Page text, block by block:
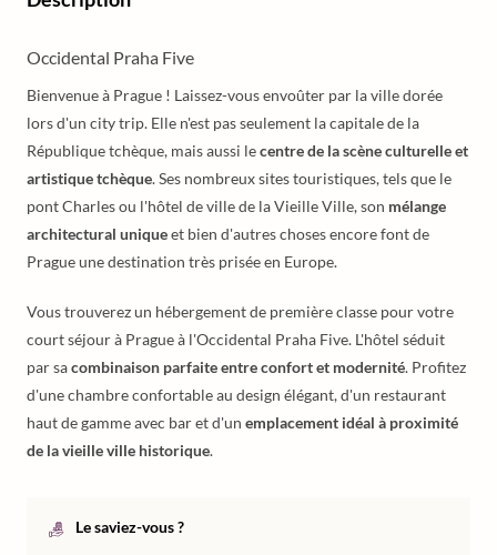
Occidental Praha Five
Bienvenue à Prague ! Laissez-vous envoûter par la ville dorée
lors d'un city trip. Elle n'est pas seulement la capitale de la
République tchèque, mais aussi lecentre de la scène culturelle et
artistique tchèque. Ses nombreux sites touristiques, tels que le
pont Charles ou l'hôtel de ville de la Vieille Ville, son mélange
architectural uniqueet bien d'autres choses encore font de
Prague une destination très prisée en Europe.
Vous trouverez un hébergement de première classe pour votre
court séjour à Prague à l'Occidental Praha Five. L'hôtel séduit
par sacombinaison parfaite entre confort et modernité. Profitez
d'une chambre confortable au design élégant, d'un restaurant
haut de gamme avec bar et d'un emplacement idéal à proximité
de la vieille ville historique.
Le saviez-vous ?